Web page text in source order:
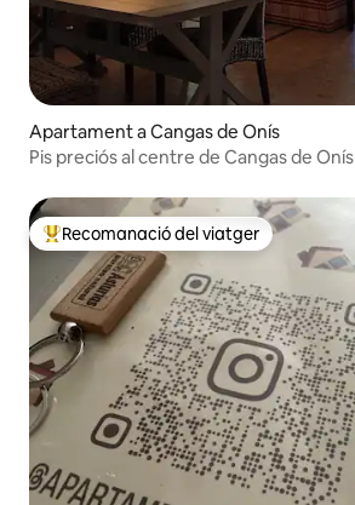
Apartament a Cangas de Onís
Pis preciós al centre de Cangas de Onís
Principals recomanacions dels viatgers
Recomanació del viatger